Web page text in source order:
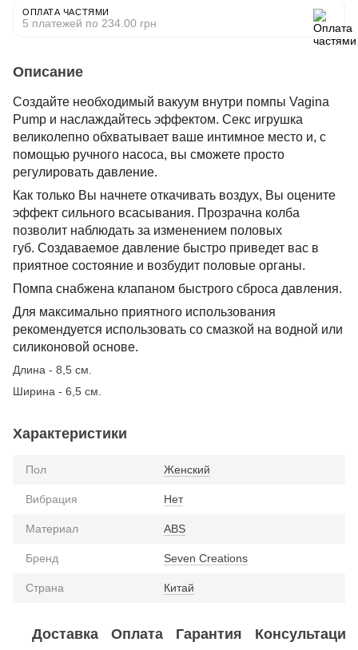
ОПЛАТА ЧАСТЯМИ
5 платежей по 234.00 грн
Описание
Создайте необходимый вакуум внутри помпы Vagina
Pump и наслаждайтесь эффектом. Секс игрушка
великолепно обхватывает ваше интимное место и, с
помощью ручного насоса, вы сможете просто
регулировать давление.
Как только Вы начнете откачивать воздух, Вы оцените
эффект сильного всасывания. Прозрачна колба
позволит наблюдать за изменением половых
губ. Создаваемое давление быстро приведет вас в
приятное состояние и возбудит половые органы.
Помпа снабжена клапаном быстрого сброса давления.
Для максимально приятного использования
рекомендуется использовать со смазкой на водной или
силиконовой основе.
Длина - 8,5 см.
Ширина - 6,5 см.
Характеристики
Пол Женский
Вибрация Нет
Материал ABS
Бренд Seven Creations
Страна Китай
Доставка Оплата Гарантия Консультация